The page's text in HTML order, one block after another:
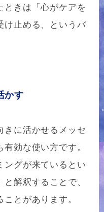
ときは「心がケアを
け止める、というバ
かす
きに活かせるメッセ
効な使い方です。
ングが来ているとい
解釈することで、
とがあります。